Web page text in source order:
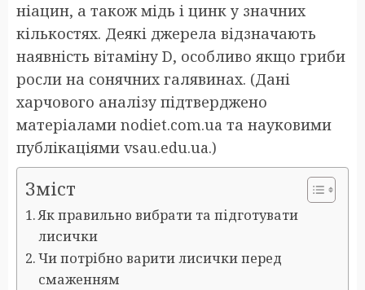
ніацин, а також мідь і цинк у значних
кількостях. Деякі джерела відзначають
наявність вітаміну D, особливо якщо гриби
росли на сонячних галявинах. (Дані
харчового аналізу підтверджено
матеріалами nodiet.com.ua та науковими
публікаціями vsau.edu.ua.)
Зміст
Як правильно вибрати та підготувати
лисички
Чи потрібно варити лисички перед
смаженням